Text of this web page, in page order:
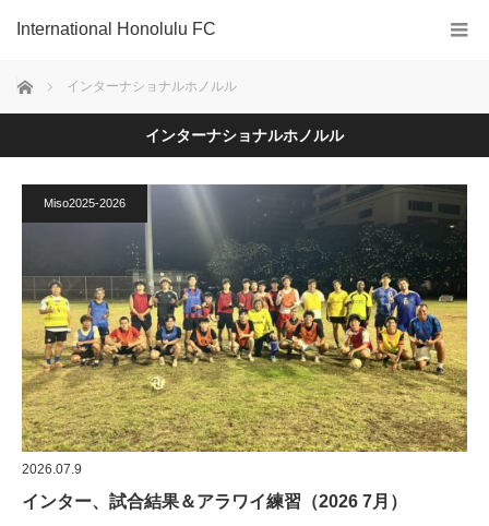
International Honolulu FC
ホーム インターナショナルホノルル
インターナショナルホノルル
Miso2025-2026
2026.07.9
インター、試合結果＆アラワイ練習（2026 7月）